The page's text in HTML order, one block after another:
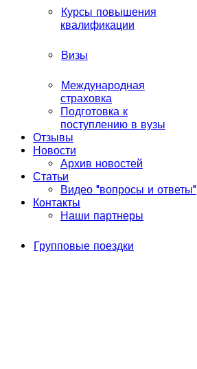
Курсы повышения
квалификации
Визы
Международная
страховка
Подготовка к
поступлению в вузы
Отзывы
Новости
Архив новостей
Статьи
Видео "вопросы и ответы"
Контакты
Наши партнеры
Групповые поездки